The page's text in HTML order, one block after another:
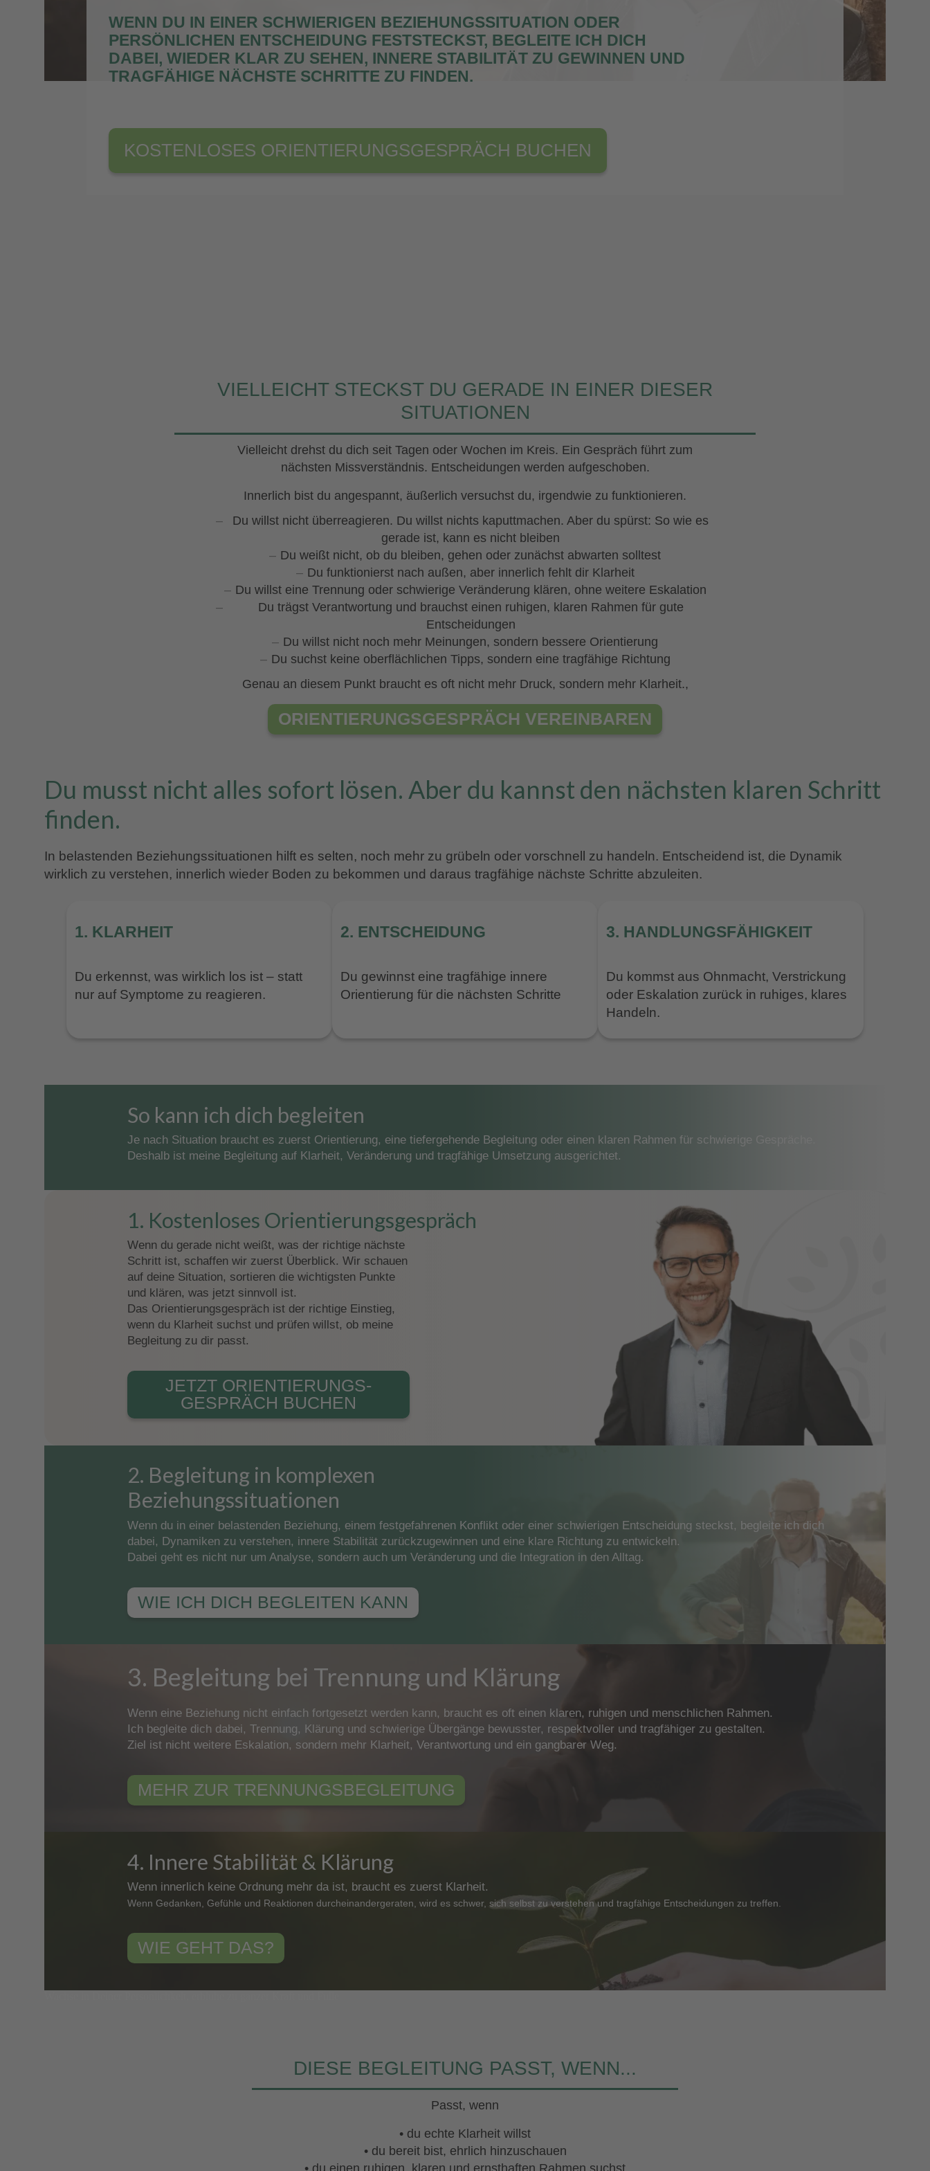
WENN DU IN EINER SCHWIERIGEN BEZIEHUNGSSITUATION ODER
PERSÖNLICHEN ENTSCHEIDUNG FESTSTECKST, BEGLEITE ICH DICH
DABEI, WIEDER KLAR ZU SEHEN, INNERE STABILITÄT ZU GEWINNEN UND
TRAGFÄHIGE NÄCHSTE SCHRITTE ZU FINDEN.
KOSTENLOSES ORIENTIERUNGS­GESPRÄCH BUCHEN
VIELLEICHT STECKST DU GERADE IN EINER DIESER
SITUATIONEN
Vielleicht drehst du dich seit Tagen oder Wochen im Kreis. Ein Gespräch führt zum
nächsten Missverständnis. Entscheidungen werden aufgeschoben.
Innerlich bist du angespannt, äußerlich versuchst du, irgendwie zu funktionieren.
Du willst nicht überreagieren. Du willst nichts kaputtmachen. Aber du spürst: So wie es
gerade ist, kann es nicht bleiben
Du weißt nicht, ob du bleiben, gehen oder zunächst abwarten solltest
Du funktionierst nach außen, aber innerlich fehlt dir Klarheit
Du willst eine Trennung oder schwierige Veränderung klären, ohne weitere Eskalation
Du trägst Verantwortung und brauchst einen ruhigen, klaren Rahmen für gute
Entscheidungen
Du willst nicht noch mehr Meinungen, sondern bessere Orientierung
Du suchst keine oberflächlichen Tipps, sondern eine tragfähige Richtung
Genau an diesem Punkt braucht es oft nicht mehr Druck, sondern mehr Klarheit.,
ORIENTIERUNGS­GESPRÄCH VEREINBAREN
Du musst nicht alles sofort lösen. Aber du kannst den nächsten klaren Schritt
finden.
In belastenden Beziehungssituationen hilft es selten, noch mehr zu grübeln oder vorschnell zu handeln. Entscheidend ist, die Dynamik
wirklich zu verstehen, innerlich wieder Boden zu bekommen und daraus tragfähige nächste Schritte abzuleiten.
1. KLARHEIT
Du erkennst, was wirklich los ist – statt
nur auf Symptome zu reagieren.
2. ENTSCHEIDUNG
Du gewinnst eine tragfähige innere
Orientierung für die nächsten Schritte
3. HANDLUNGSFÄHIGKEIT
Du kommst aus Ohnmacht, Verstrickung
oder Eskalation zurück in ruhiges, klares
Handeln.
So kann ich dich begleiten
Je nach Situation braucht es zuerst Orientierung, eine tiefergehende Begleitung oder einen klaren Rahmen für schwierige Gespräche.
Deshalb ist meine Begleitung auf Klarheit, Veränderung und tragfähige Umsetzung ausgerichtet.
1. Kostenloses Orientierungsgespräch
Wenn du gerade nicht weißt, was der richtige nächste
Schritt ist, schaffen wir zuerst Überblick. Wir schauen
auf deine Situation, sortieren die wichtigsten Punkte
und klären, was jetzt sinnvoll ist.
Das Orientierungsgespräch ist der richtige Einstieg,
wenn du Klarheit suchst und prüfen willst, ob meine
Begleitung zu dir passt.
JETZT ORIENTIERUNGS­
GESPRÄCH BUCHEN
2. Begleitung in komplexen
Beziehungssituationen
Wenn du in einer belastenden Beziehung, einem festgefahrenen Konflikt oder einer schwierigen Entscheidung steckst, begleite ich dich
dabei, Dynamiken zu verstehen, innere Stabilität zurückzugewinnen und eine klare Richtung zu entwickeln.
Dabei geht es nicht nur um Analyse, sondern auch um Veränderung und die Integration in den Alltag.
WIE ICH DICH BEGLEITEN KANN
3. Begleitung bei Trennung und Klärung
Wenn eine Beziehung nicht einfach fortgesetzt werden kann, braucht es oft einen klaren, ruhigen und menschlichen Rahmen.
Ich begleite dich dabei, Trennung, Klärung und schwierige Übergänge bewusster, respektvoller und tragfähiger zu gestalten.
Ziel ist nicht weitere Eskalation, sondern mehr Klarheit, Verantwortung und ein gangbarer Weg.
MEHR ZUR TRENNUNGS­BEGLEITUNG
4. Innere Stabilität & Klärung
Wenn innerlich keine Ordnung mehr da ist, braucht es zuerst Klarheit.
Wenn Gedanken, Gefühle und Reaktionen durcheinandergeraten, wird es schwer, sich selbst zu verstehen und tragfähige Entscheidungen zu treffen.
WIE GEHT DAS?
DIESE BEGLEITUNG PASST, WENN...
Passt, wenn
• du echte Klarheit willst
• du bereit bist, ehrlich hinzuschauen